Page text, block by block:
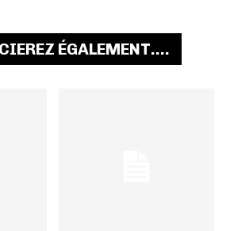
ÉGALEMENT....